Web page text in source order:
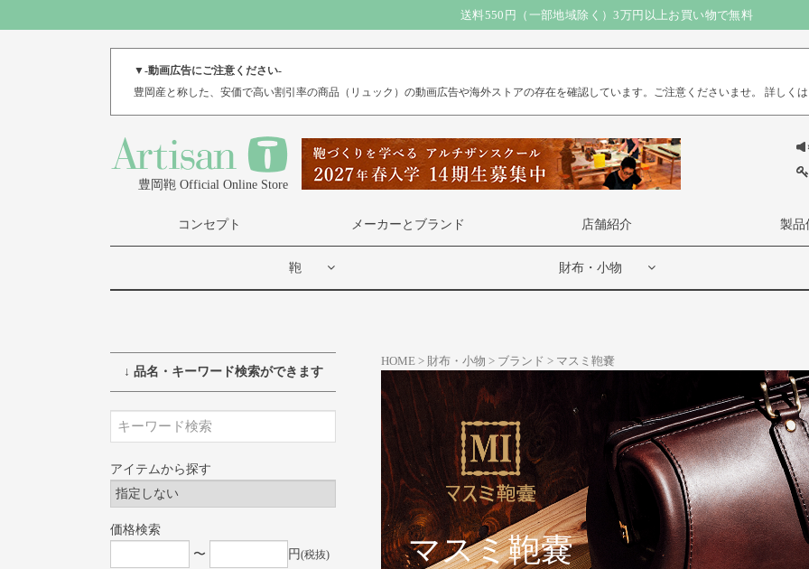
送料550円（一部地域除く）3万円以上お買い物で無料
▼-動画広告にご注意ください-
豊岡産と称した、安価で高い割引率の商品（リュック）の動画広告や海外ストアの存在を確認しています。ご注意くださいませ。 詳しく
豊岡鞄 Official Online Store
コンセプト メーカーとブランド 店舗紹介 製品
鞄 財布・小物
HOME 財布・小物 ブランド マスミ鞄嚢
マスミ鞄嚢
↓ 品名・キーワード検索ができます
アイテムから探す
価格検索
〜
円(税抜)